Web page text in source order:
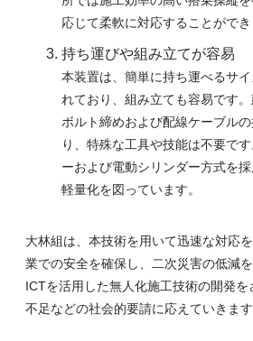
応じて柔軟に対応することができ
持ち運びや組み立てが容易
本装置は、簡単に持ち運べるサ
れており、組み立ても容易です。
ボルト締めおよび配線ケーブル
り、特殊な工具や技能は不要で
ーおよび電動シリンダー方式を
軽量化を図っています。
大林組は、本技術を用いて迅速な対応
業での安全を確保し、二次災害の低減を
ICTを活用した無人化施工技術の開発
不足などの社会的要請に応えていきます